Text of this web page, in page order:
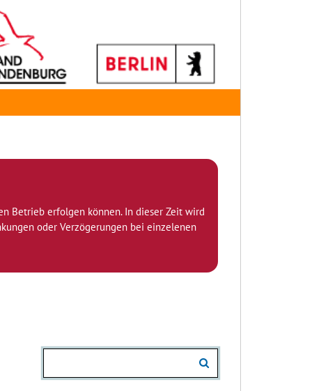
Betrieb erfolgen können. In dieser Zeit wird
oder Verzögerungen bei einzelenen